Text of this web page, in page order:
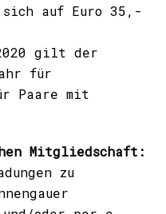
auf Euro 35,-
gilt der
für
Paare mit
Mitgliedschaft:
zu